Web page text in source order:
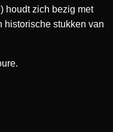
houdt zich bezig met
historische stukken van